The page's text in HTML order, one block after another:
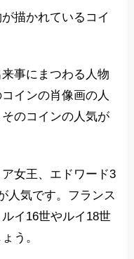
描かれているコイ
事にまつわる人物
インの肖像画の人
のコインの人気が
女王、エドワード3
人気です。フランス
イ16世やルイ18世
う。